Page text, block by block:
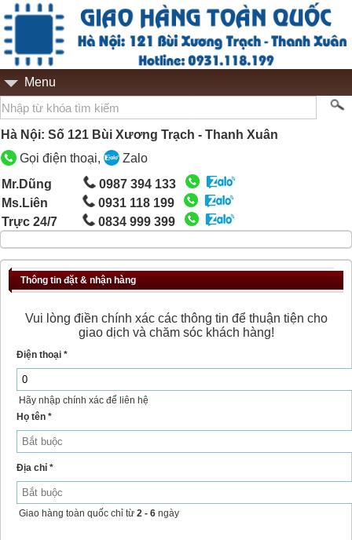
Menu
Hà Nội: Số 121 Bùi Xương Trạch - Thanh Xuân
Gọi điện thoại,
Zalo
Mr.Dũng
0987 394 133
Ms.Liên
0931 118 199
Trực 24/7
0834 999 399
Thông tin đặt & nhận hàng
Vui lòng điền chính xác các thông tin để thuận tiện cho
giao dịch và chăm sóc khách hàng!
Điện thoại *
Hãy nhập chính xác để liên hệ
Họ tên *
Địa chỉ *
Giao hàng toàn quốc chỉ từ 2 - 6 ngày